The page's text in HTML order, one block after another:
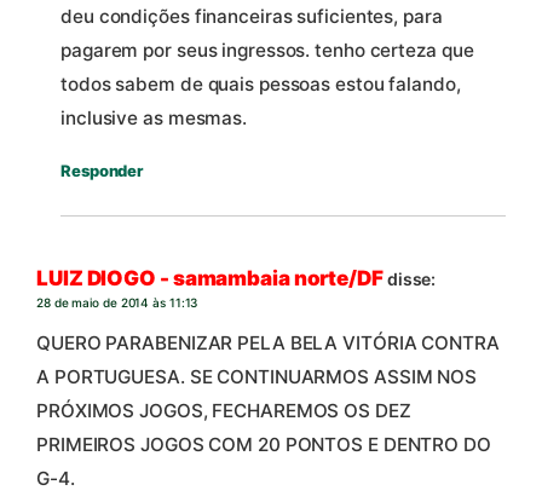
deu condições financeiras suficientes, para
pagarem por seus ingressos. tenho certeza que
todos sabem de quais pessoas estou falando,
inclusive as mesmas.
Responder
LUIZ DIOGO - samambaia norte/DFdisse:
28 de maio de 2014 às 11:13
QUERO PARABENIZAR PELA BELA VITÓRIA CONTRA
A PORTUGUESA. SE CONTINUARMOS ASSIM NOS
PRÓXIMOS JOGOS, FECHAREMOS OS DEZ
PRIMEIROS JOGOS COM 20 PONTOS E DENTRO DO
G-4.